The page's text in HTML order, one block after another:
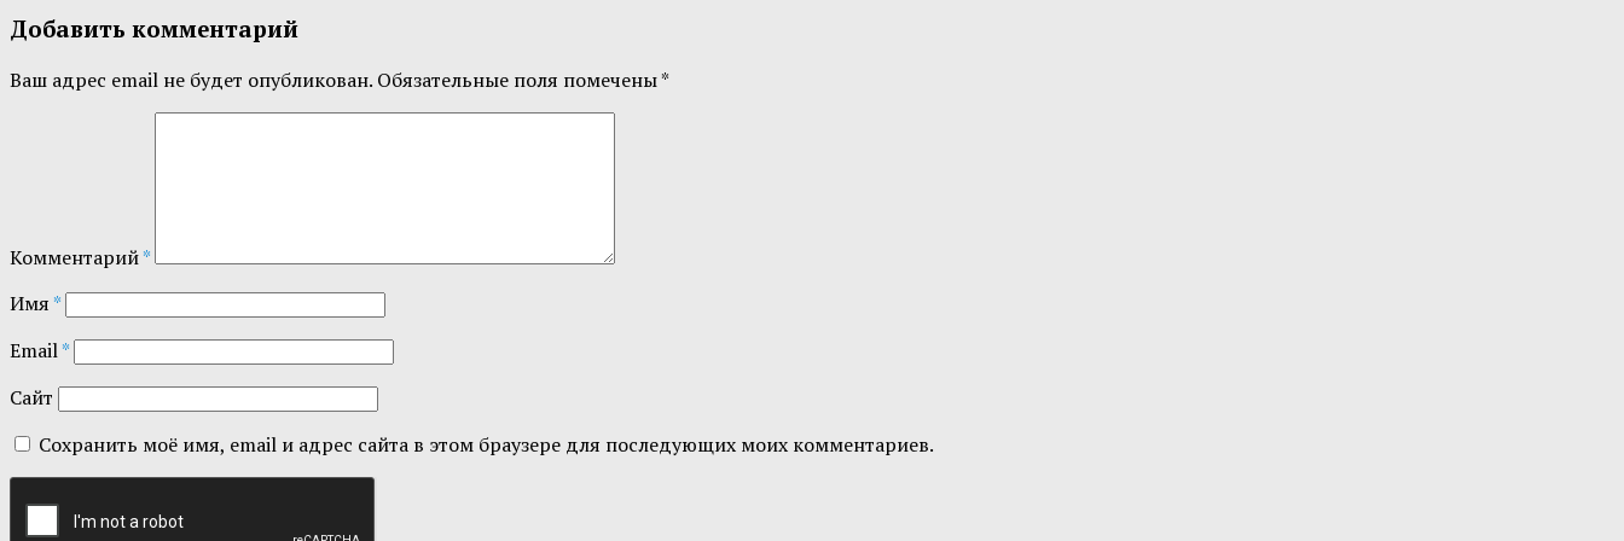
Добавить комментарий
Ваш адрес email не будет опубликован. Обязательные поля помечены*
Комментарий*
Имя*
Email*
Сайт
Сохранить моё имя, email и адрес сайта в этом браузере для последующих моих комментариев.